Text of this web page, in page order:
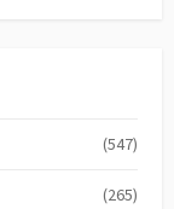
(547)
(265)